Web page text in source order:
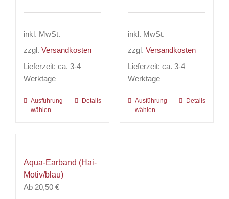
auf
gewählt
werden
auf
gewählt
werden
inkl. MwSt.
zzgl. Versandkosten
Lieferzeit: ca. 3-4
Werktage
Ausführung
wählen
Dieses
auf.
Die
Details
inkl. MwSt.
zzgl. Versandkosten
Lieferzeit: ca. 3-4
Werktage
Ausführung
wählen
DiesesDetails
Aqua-Earband (Hai-
Motiv/blau)
Ab 20,50 €